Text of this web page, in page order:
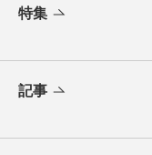
特集
記事